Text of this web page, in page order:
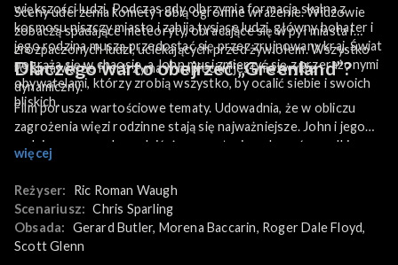
większości ludzi. Podczas gdy olbrzymia formacja skalna z
kosmosu niszczy miasto i zabija tysiące ludzi, główny bohater i
jego rodzina muszą przedostać się przez zrujnowany kraj. Świat
pogrąża się w chaosie, a John musi zmierzyć się z przerażonymi
obywatelami, którzy zrobią wszystko, by ocalić siebie i swoich
bliskich.
Sceny uderzenia komety robią ogromne wrażenie. Widzowie
zobaczą spadające meteoryty, obracające się w pył miasta i
zrozpaczonych ludzi, uciekających przed żywiołem. Wszystko
to sprawia, że film trzyma w napięciu i jest niezwykle
dynamiczny.
Dlaczego warto obejrzeć „Greenland”?
Film porusza wartościowe tematy. Udowadnia, że w obliczu
zagrożenia więzi rodzinne stają się najważniejsze. John i jego
rodzina muszą udowodnić, że są w stanie pokonać wszelkie
przeciwności, aby przetrwać. „Greenland” to nie tylko
efektowny film katastroficzny, ale również trzymający w
napięciu thriller. Od samego początku widzowi towarzyszy
poczucie niepewności i strachu o los bohaterów co sprawia, że
trudno oderwać wzrok od ekranu.
więcej
Reżyser:
Ric Roman Waugh
Scenariusz: Chris Sparling
Obsada: Gerard Butler, Morena Baccarin, Roger Dale Floyd,
Scott Glenn